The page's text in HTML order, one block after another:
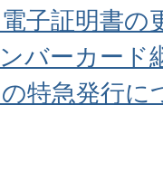
子証明書の
バーカード
特急発行に